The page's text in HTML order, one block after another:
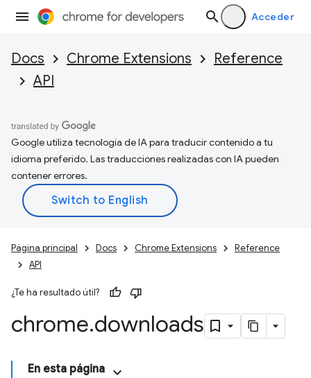
Acceder
Docs Chrome Extensions
Reference
API
Google utiliza tecnología de IA para traducir contenido a tu
idioma preferido. Las traducciones realizadas con IA pueden
contener errores.
Página principal Docs Chrome Extensions
Reference
API
¿Te ha resultado útil?
chrome.downloads
En esta página